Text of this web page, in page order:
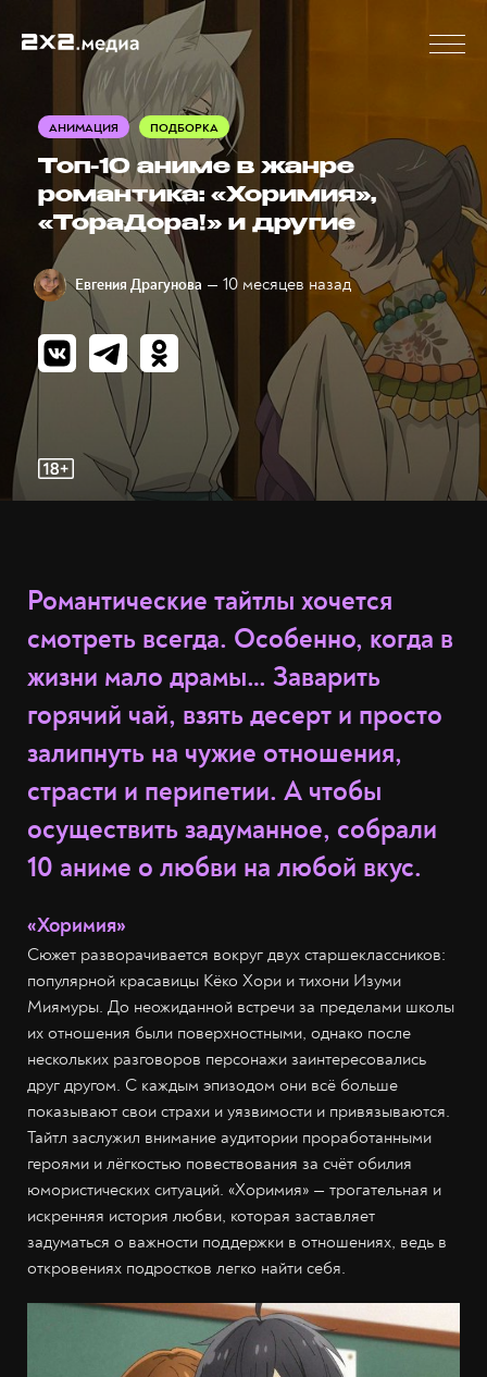
АНИМАЦИЯ ПОДБОРКА
Топ-10 аниме в жанре
романтика: «Хоримия»,
«ТораДора!» и другие
Евгения Драгунова — 10 месяцев назад
Романтические тайтлы хочется
смотреть всегда. Особенно, когда в
жизни мало драмы… Заварить
горячий чай, взять десерт и просто
залипнуть на чужие отношения,
страсти и перипетии. А чтобы
осуществить задуманное, собрали
10 аниме о любви на любой вкус.
«Хоримия»
Сюжет разворачивается вокруг двух старшеклассников:
популярной красавицы Кёко Хори и тихони Изуми
Миямуры. До неожиданной встречи за пределами школы
их отношения были поверхностными, однако после
нескольких разговоров персонажи заинтересовались
друг другом. С каждым эпизодом они всё больше
показывают свои страхи и уязвимости и привязываются.
Тайтл заслужил внимание аудитории проработанными
героями и лёгкостью повествования за счёт обилия
юмористических ситуаций. «Хоримия» — трогательная и
искренняя история любви, которая заставляет
задуматься о важности поддержки в отношениях, ведь в
откровениях подростков легко найти себя.